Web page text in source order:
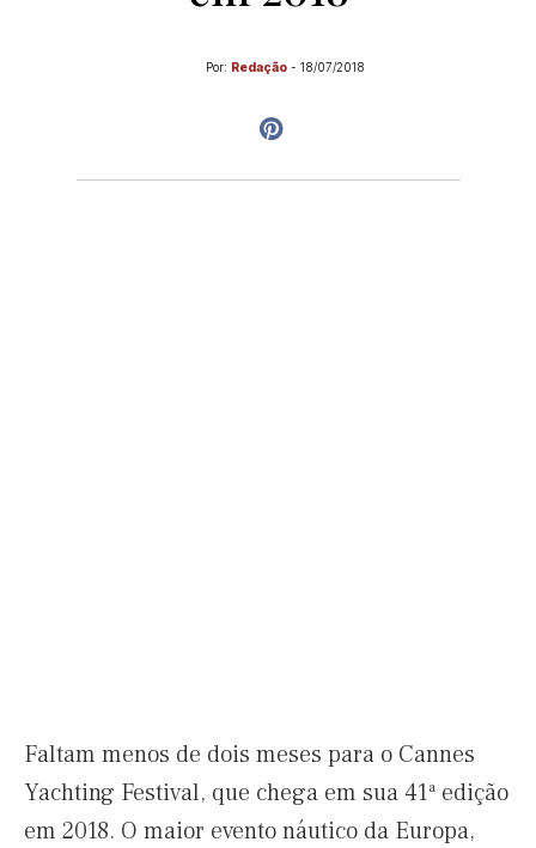
Por: Redação - 18/07/2018
Faltam menos de dois meses para o Cannes
Yachting Festival, que chega em sua 41ª edição
em 2018. O maior evento náutico da Europa,